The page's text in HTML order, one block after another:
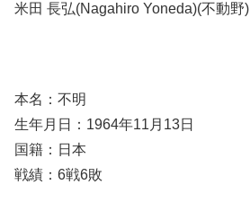
米田 長弘(Nagahiro Yoneda)(不動野)
本名：不明
生年月日：1964年11月13日
国籍：日本
戦績：6戦6敗